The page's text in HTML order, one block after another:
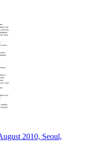
2010, Seoul,